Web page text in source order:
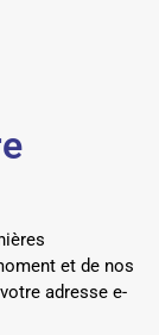
et de nos
adresse e-